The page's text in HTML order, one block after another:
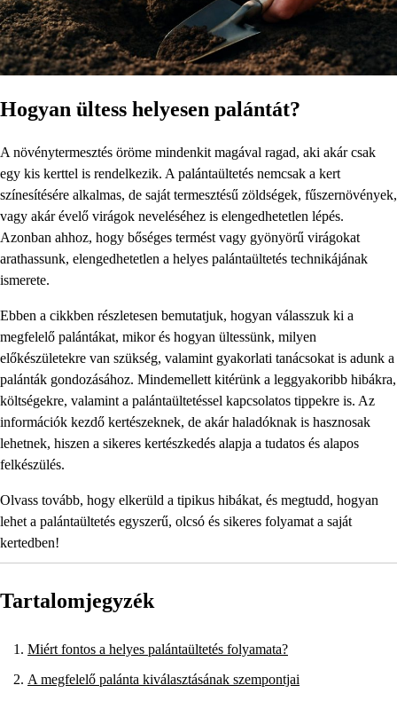
Hogyan ültess helyesen palántát?
A növénytermesztés öröme mindenkit magával ragad, aki akár csak
egy kis kerttel is rendelkezik. A palántaültetés nemcsak a kert
színesítésére alkalmas, de saját termesztésű zöldségek, fűszernövények,
vagy akár évelő virágok neveléséhez is elengedhetetlen lépés.
Azonban ahhoz, hogy bőséges termést vagy gyönyörű virágokat
arathassunk, elengedhetetlen a helyes palántaültetés technikájának
ismerete.
Ebben a cikkben részletesen bemutatjuk, hogyan válasszuk ki a
megfelelő palántákat, mikor és hogyan ültessünk, milyen
előkészületekre van szükség, valamint gyakorlati tanácsokat is adunk a
palánták gondozásához. Mindemellett kitérünk a leggyakoribb hibákra,
költségekre, valamint a palántaültetéssel kapcsolatos tippekre is. Az
információk kezdő kertészeknek, de akár haladóknak is hasznosak
lehetnek, hiszen a sikeres kertészkedés alapja a tudatos és alapos
felkészülés.
Olvass tovább, hogy elkerüld a tipikus hibákat, és megtudd, hogyan
lehet a palántaültetés egyszerű, olcsó és sikeres folyamat a saját
kertedben!
Tartalomjegyzék
Miért fontos a helyes palántaültetés folyamata?
A megfelelő palánta kiválasztásának szempontjai